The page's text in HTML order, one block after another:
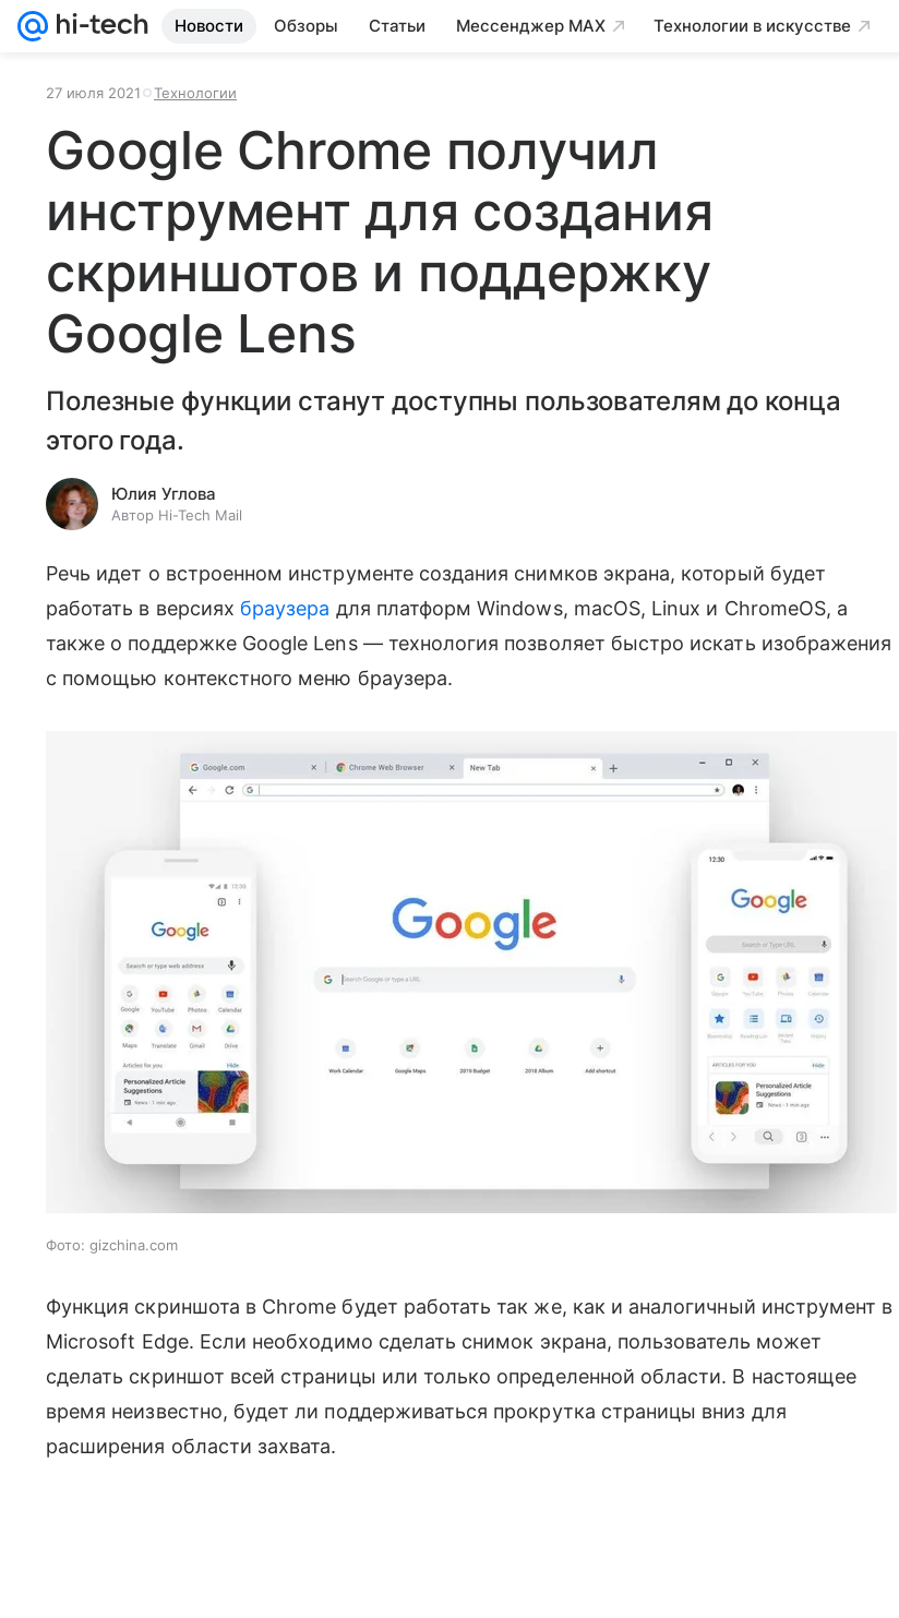
Новости Обзоры Статьи Мессенджер MAX Технологии в искусстве
27 июля 2021 Технологии
Google Chrome получил
инструмент для создания
скриншотов и поддержку
Google Lens
Полезные функции станут доступны пользователям до конца
этого года.
Юлия Углова
Автор Hi-Tech Mail
Речь идет о встроенном инструменте создания снимков экрана, который будет
работать в версиях браузера для платформ Windows, macOS, Linux и ChromeOS, а
также о поддержке Google Lens — технология позволяет быстро искать изображения
с помощью контекстного меню браузера.
Фото: gizchina.com
Функция скриншота в Chrome будет работать так же, как и аналогичный инструмент в
Microsoft Edge. Если необходимо сделать снимок экрана, пользователь может
сделать скриншот всей страницы или только определенной области. В настоящее
время неизвестно, будет ли поддерживаться прокрутка страницы вниз для
расширения области захвата.